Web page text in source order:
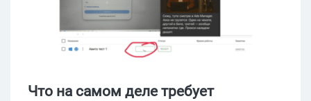
Что на самом деле требует